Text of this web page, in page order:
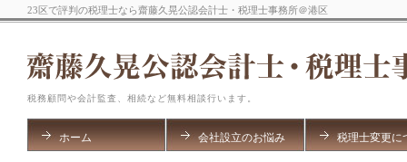
23区で評判の税理士なら齋藤久晃公認会計士・税理士事務所＠港区
税務顧問や会計監査、相続など無料相談行います。
ホーム 会社設立のお悩み 税理士変更に